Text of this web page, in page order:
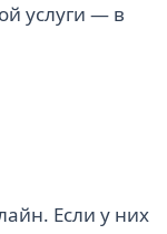
услуги — в
Если у них